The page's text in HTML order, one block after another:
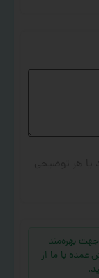
دارید، جهت بهره‌مند
با ما از